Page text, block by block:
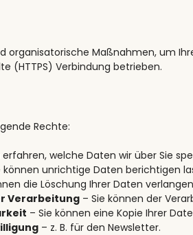
Maßnahmen, um
(HTTPS) Verbindung betrieben.
Rechte:
erfahren, welche Daten wir über Sie
können unrichtige Daten berichtigen
die Löschung Ihrer Daten
Verarbeitung – Sie können der
– Sie können eine Kopie Ihrer
– z. B. für den Newsletter.